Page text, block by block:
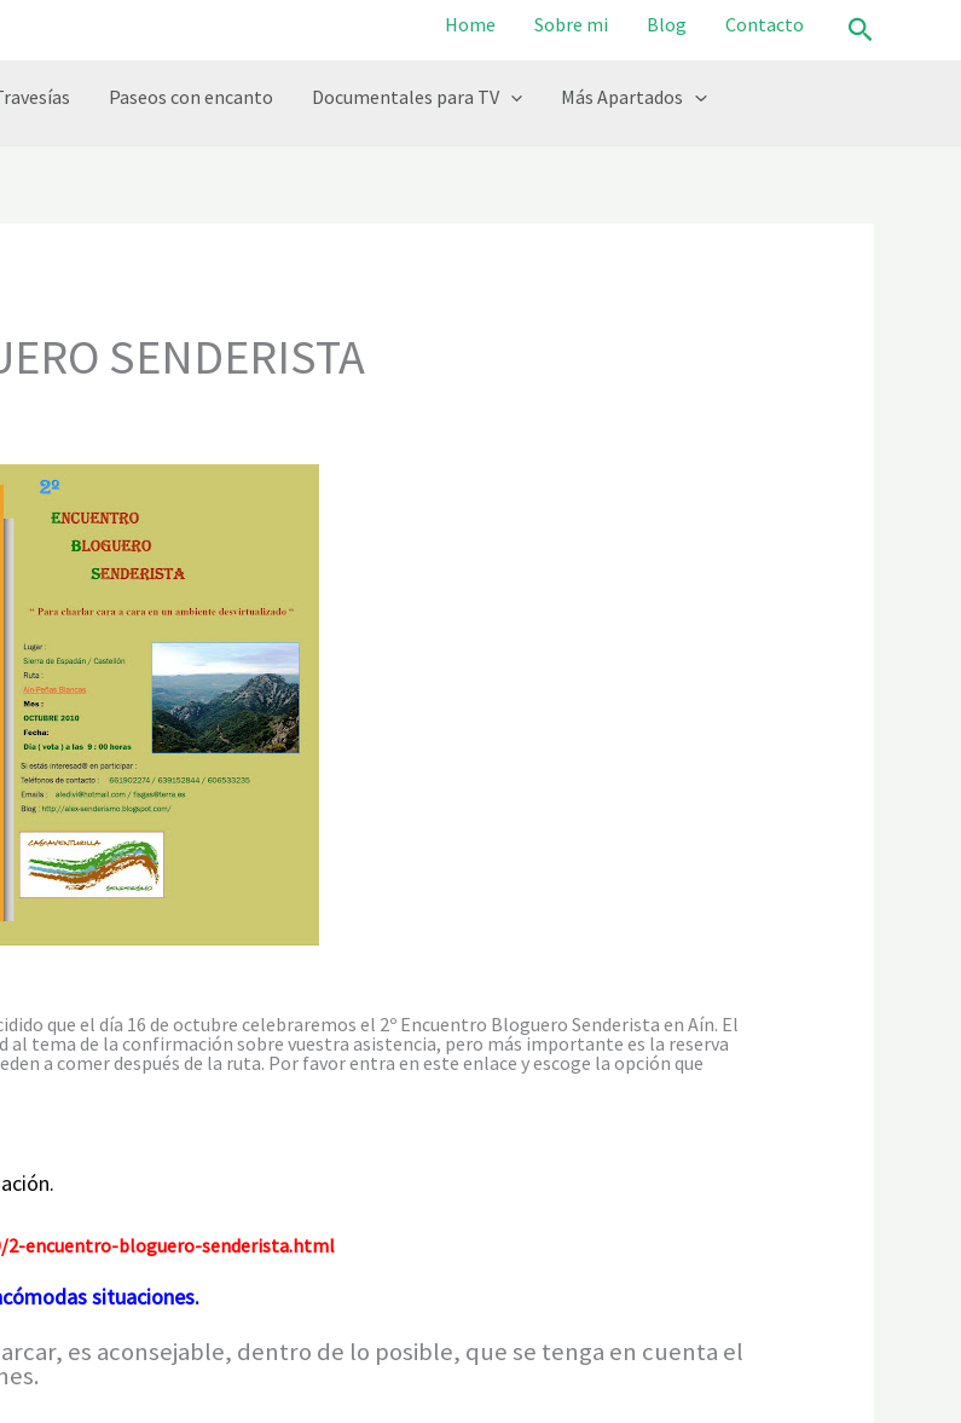
Home Sobre mi Blog Contacto Buscar
Paseos con encanto Documentales para TV Más Apartados
SENDERISTA
que el día 16 de octubre celebraremos el 2º Encuentro Bloguero Senderista en Aín. El
tema de la confirmación sobre vuestra asistencia, pero más importante es la reserva
a comer después de la ruta. Por favor entra en este enlace y escoge la opción que
encuentro-bloguero-senderista.html
situaciones.
es aconsejable, dentro de lo posible, que se tenga en cuenta el